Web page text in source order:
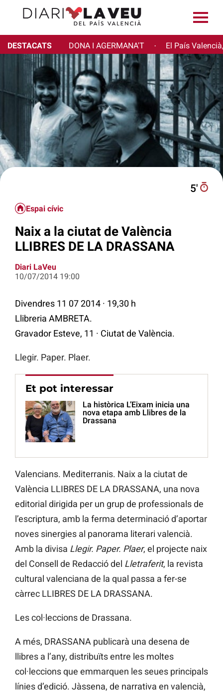
DESTACATS DONA I AGERMANA'T · El País
5′
Espai cívic
Naix a la ciutat de València
LLIBRES DE LA DRASSANA
Diari LaVeu
10/07/2014 19:00
Divendres 11 07 2014 · 19,30 h
Llibreria AMBRETA.
Gravador Esteve, 11 · Ciutat de València.
Llegir. Paper. Plaer.
Et pot interessar
La històrica L’Eixam inicia una
nova etapa amb Llibres de la
Drassana
Valencians. Mediterranis. Naix a la ciutat de
València LLIBRES DE LA DRASSANA, una nova
editorial dirigida per un grup de professionals de
l’escriptura, amb la ferma determinació d’aportar
noves sinergies al panorama literari valencià.
Amb la divisa Llegir. Paper. Plaer, el projecte naix
del Consell de Redacció del Lletraferit, la revista
cultural valenciana de la qual passa a fer-se
càrrec LLIBRES DE LA DRASSANA.
Les col·leccions de Drassana.
A més, DRASSANA publicarà una desena de
llibres a l’any, distribuïts entre les moltes
col·leccions que emmarquen les seues principals
línies d’edició. Jàssena, de narrativa en valencià,